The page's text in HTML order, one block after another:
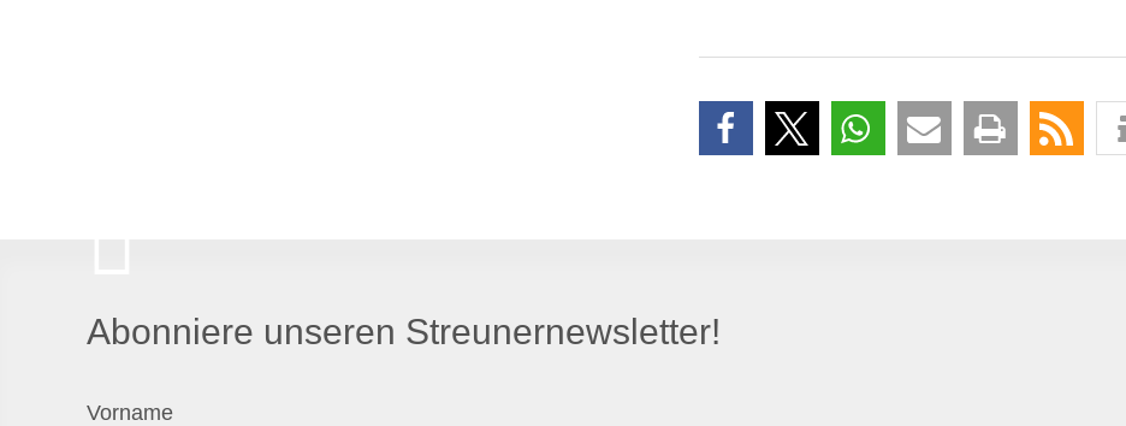
Abonniere unseren Streunernewsletter!
Vorname